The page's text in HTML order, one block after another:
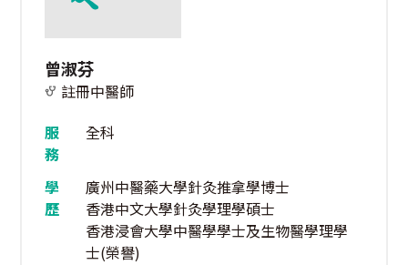
曾淑芬
註冊中醫師
服
務
全科
學
歷
廣州中醫藥大學針灸推拿學博士
香港中文大學針灸學理學碩士
香港浸會大學中醫學學士及生物醫學理學
士(榮譽)